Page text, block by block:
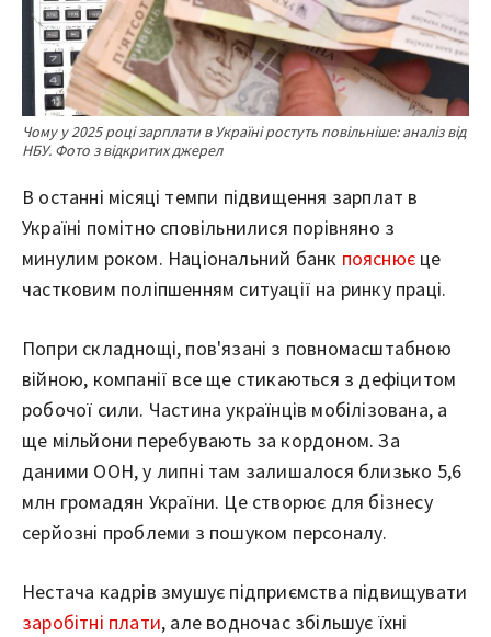
Чому у 2025 році зарплати в Україні ростуть повільніше: аналіз від
НБУ. Фото з відкритих джерел
В останні місяці темпи підвищення зарплат в
Україні помітно сповільнилися порівняно з
минулим роком. Національний банк пояснює це
частковим поліпшенням ситуації на ринку праці.
Попри складнощі, пов'язані з повномасштабною
війною, компанії все ще стикаються з дефіцитом
робочої сили. Частина українців мобілізована, а
ще мільйони перебувають за кордоном. За
даними ООН, у липні там залишалося близько 5,6
млн громадян України. Це створює для бізнесу
серйозні проблеми з пошуком персоналу.
Нестача кадрів змушує підприємства підвищувати
заробітні плати, але водночас збільшує їхні